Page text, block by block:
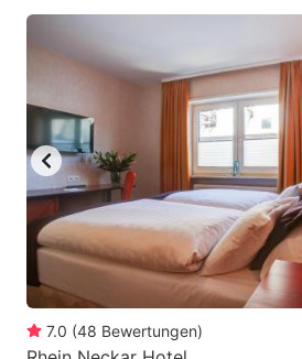
7.0 (48 Bewertungen)